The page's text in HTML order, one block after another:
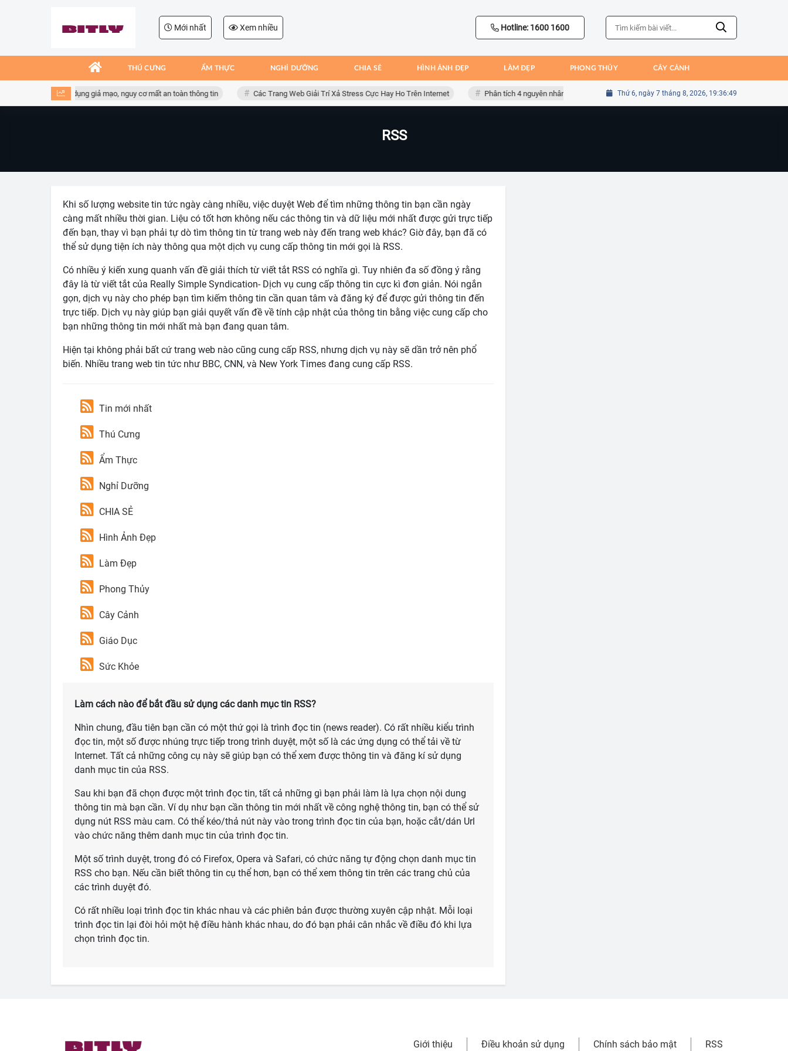
Mới nhất Xem nhiều Hotline: 1600 1600
THÚ CƯNG ẨM THỰC NGHỈ DƯỠNG CHIA SẺ HÌNH ẢNH ĐẸP LÀM ĐẸP PHONG THỦY CÂY CẢNH
giác với link tải ứng dụng giả mạo, nguy cơ mất an toàn thông tin Các Trang Web Giải Trí Xả Stress Cực Hay Ho Trên Internet Phân tích 4 nguyên nhân dẫn đến thất bại của Bồ Đào Nha Sai lầm của Kim Seung-
Thứ 6, ngày 7 tháng 8, 2026, 19:36:49
RSS
Khi số lượng website tin tức ngày càng nhiều, việc duyệt Web để tìm những thông tin bạn cần ngày
càng mất nhiều thời gian. Liệu có tốt hơn không nếu các thông tin và dữ liệu mới nhất được gửi trực tiếp
đến bạn, thay vì bạn phải tự dò tìm thông tin từ trang web này đến trang web khác? Giờ đây, bạn đã có
thể sử dụng tiện ích này thông qua một dịch vụ cung cấp thông tin mới gọi là RSS.
Có nhiều ý kiến xung quanh vấn đề giải thích từ viết tắt RSS có nghĩa gì. Tuy nhiên đa số đồng ý rằng
đây là từ viết tắt của Really Simple Syndication- Dịch vụ cung cấp thông tin cực kì đơn giản. Nói ngắn
gọn, dịch vụ này cho phép bạn tìm kiếm thông tin cần quan tâm và đăng ký để được gửi thông tin đến
trực tiếp. Dịch vụ này giúp bạn giải quyết vấn đề về tính cập nhật của thông tin bằng việc cung cấp cho
bạn những thông tin mới nhất mà bạn đang quan tâm.
Hiện tại không phải bất cứ trang web nào cũng cung cấp RSS, nhưng dịch vụ này sẽ dần trở nên phổ
biến. Nhiều trang web tin tức như BBC, CNN, và New York Times đang cung cấp RSS.
Tin mới nhất
Thú Cưng
Ẩm Thực
Nghỉ Dưỡng
CHIA SẺ
Hình Ảnh Đẹp
Làm Đẹp
Phong Thủy
Cây Cảnh
Giáo Dục
Sức Khỏe
Làm cách nào để bắt đầu sử dụng các danh mục tin RSS?
Nhìn chung, đầu tiên bạn cần có một thứ gọi là trình đọc tin (news reader). Có rất nhiều kiểu trình
đọc tin, một số được nhúng trực tiếp trong trình duyệt, một số là các ứng dụng có thể tải về từ
Internet. Tất cả những công cụ này sẽ giúp bạn có thể xem được thông tin và đăng kí sử dụng
danh mục tin của RSS.
Sau khi bạn đã chọn được một trình đọc tin, tất cả những gì bạn phải làm là lựa chọn nội dung
thông tin mà bạn cần. Ví dụ như bạn cần thông tin mới nhất về công nghệ thông tin, bạn có thể sử
dụng nút RSS màu cam. Có thể kéo/thả nút này vào trong trình đọc tin của bạn, hoặc cắt/dán Url
vào chức năng thêm danh mục tin của trình đọc tin.
Một số trình duyệt, trong đó có Firefox, Opera và Safari, có chức năng tự động chọn danh mục tin
RSS cho bạn. Nếu cần biết thông tin cụ thể hơn, bạn có thể xem thông tin trên các trang chủ của
các trình duyệt đó.
Có rất nhiều loại trình đọc tin khác nhau và các phiên bản được thường xuyên cập nhật. Mỗi loại
trình đọc tin lại đòi hỏi một hệ điều hành khác nhau, do đó bạn phải cân nhắc về điều đó khi lựa
chọn trình đọc tin.
Giới thiệu Điều khoản sử dụng Chính sách bảo mật RSS